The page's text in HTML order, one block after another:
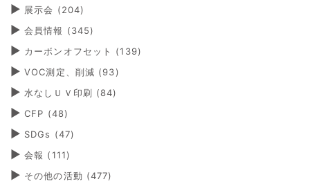
展示会 (204)
会員情報 (345)
カーボンオフセット
(139)
VOC測定、削減 (93)
水なしＵＶ印刷 (84)
CFP (48)
SDGs (47)
会報 (111)
その他の活動 (477)